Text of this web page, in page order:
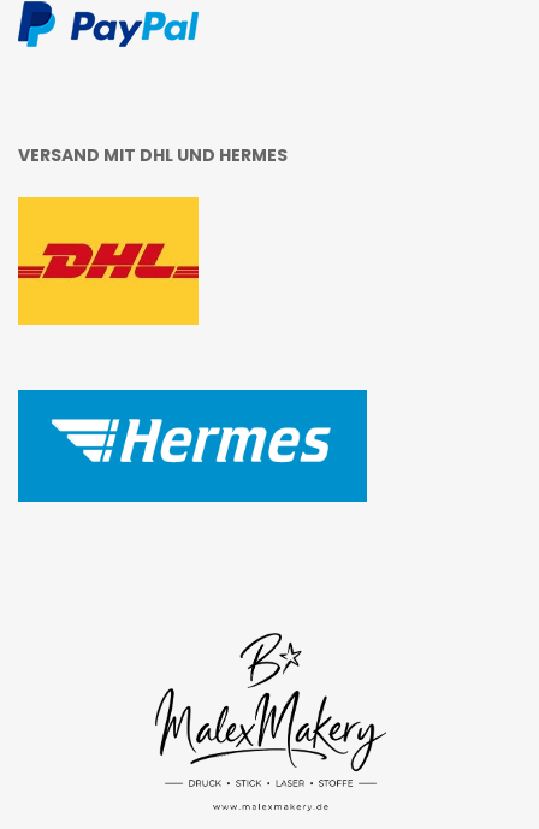
VERSAND MIT DHL UND HERMES